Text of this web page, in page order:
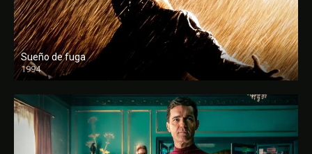
Sueño de fuga
1994
FULL HD